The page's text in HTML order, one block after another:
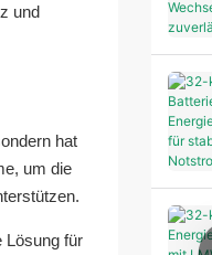
und
hat
um die
Lösung für